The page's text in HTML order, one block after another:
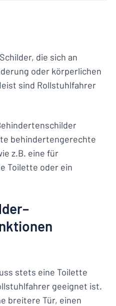
die sich an
oder körperlichen
sind Rollstuhlfahrer
behindertengerechte
z.B. eine für
Toilette oder ein
stets eine Toilette
geeignet ist.
breitere Tür, einen